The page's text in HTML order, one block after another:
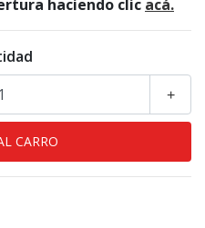
haciendo clic acá.
+